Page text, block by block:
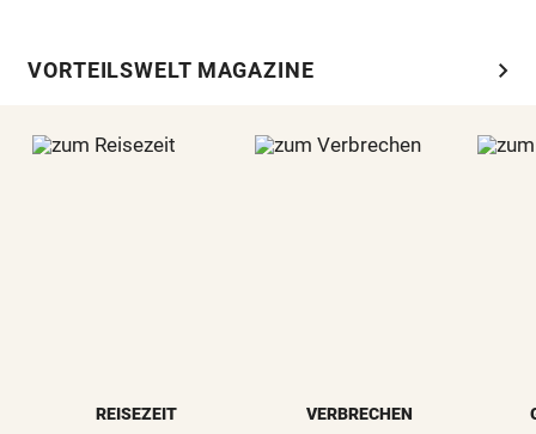
VORTEILSWELT MAGAZINE chevron_right
REISEZEIT VERBRECHEN